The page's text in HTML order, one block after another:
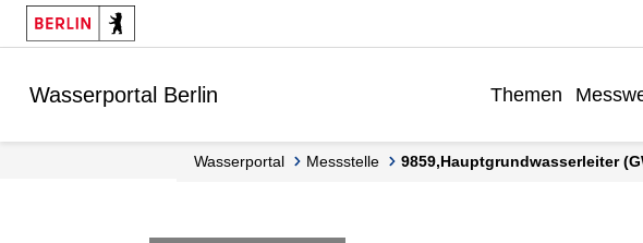
Springe zur Navigation
Springe zum Inhalt
Wasserportal Berlin Themen
Wasserportal Messstelle 9859,Hauptgrundwasserleiter